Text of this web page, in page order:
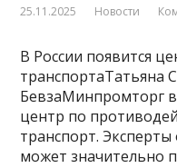
25.11.2025 Новости
В России появится
транспортаТатьяна
БевзаМинпромторг
центр по
транспорт.
может значительно